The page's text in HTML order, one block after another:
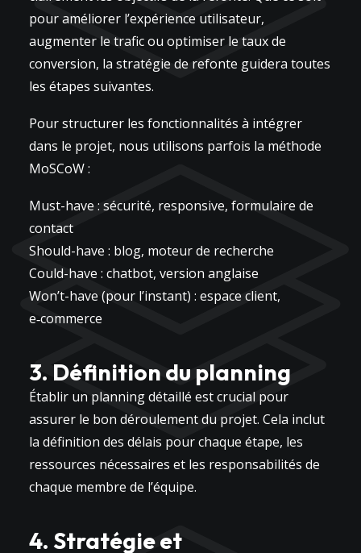
pour améliorer l’expérience utilisateur,
augmenter le trafic ou optimiser le taux de
conversion, la stratégie de refonte guidera toutes
les étapes suivantes.
Pour structurer les fonctionnalités à intégrer
dans le projet, nous utilisons parfois la méthode
MoSCoW :
Must-have : sécurité, responsive, formulaire de
contact
Should-have : blog, moteur de recherche
Could-have : chatbot, version anglaise
Won’t-have (pour l’instant) : espace client,
e‑commerce
3. Définition du planning
Établir un planning détaillé est crucial pour
assurer le bon déroulement du projet. Cela inclut
la définition des délais pour chaque étape, les
ressources nécessaires et les responsabilités de
chaque membre de l’équipe.
4. Stratégie et